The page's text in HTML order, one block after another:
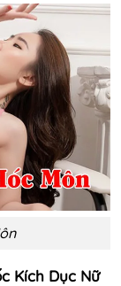
Kích Dục Nữ